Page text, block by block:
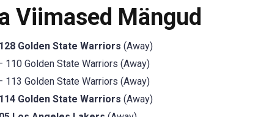
Viimased Mängud
128 Golden State Warriors (Away)
110 Golden State Warriors (Away)
113 Golden State Warriors (Away)
114 Golden State Warriors (Away)